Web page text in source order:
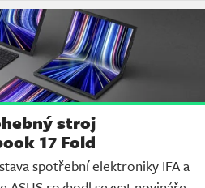
stroj
17 Fold
spotřební elektroniky IFA a